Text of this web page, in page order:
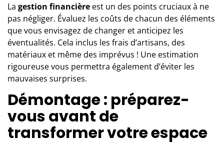
La gestion financière est un des points cruciaux à ne
pas négliger. Évaluez les coûts de chacun des éléments
que vous envisagez de changer et anticipez les
éventualités. Cela inclus les frais d’artisans, des
matériaux et même des imprévus ! Une estimation
rigoureuse vous permettra également d’éviter les
mauvaises surprises.
Démontage : préparez-
vous avant de
transformer votre espace